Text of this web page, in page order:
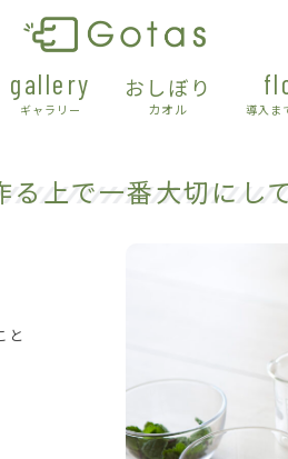
gallery
ギャラリー
おしぼり
カオル 導入ま
上で一番大切にし
と